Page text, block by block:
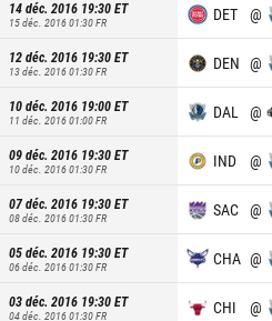
14 déc. 2016 19:30ET
15 déc. 2016 01:30FR DET @
12 déc. 2016 19:30ET
13 déc. 2016 01:30FR DEN @
10 déc. 2016 19:00ET
11 déc. 2016 01:00FR DAL @
09 déc. 2016 19:30ET
10 déc. 2016 01:30FR IND @
07 déc. 2016 19:30ET
08 déc. 2016 01:30FR SAC @
05 déc. 2016 19:30ET
06 déc. 2016 01:30FR CHA @
03 déc. 2016 19:30ET
04 déc. 2016 01:30FR CHI @